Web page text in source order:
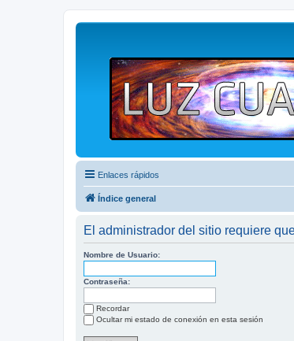
Enlaces rápidos
Índice general
El administrador del sitio requiere
Nombre de Usuario:
Contraseña:
Recordar
Ocultar mi estado de conexión en esta sesión